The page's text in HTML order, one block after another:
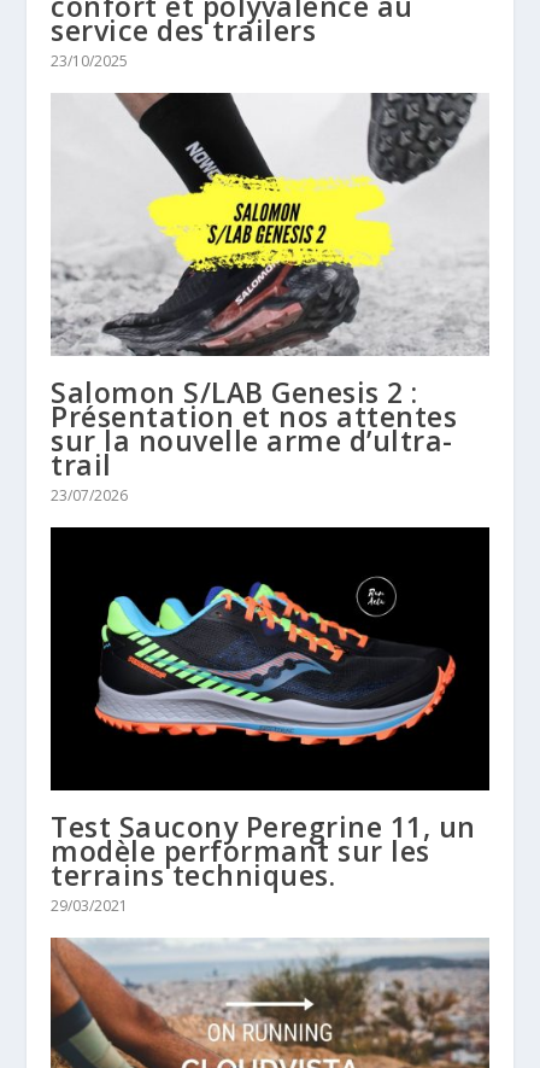
service des trailers
23/10/2025
Salomon S/LAB Genesis 2 :
Présentation et nos attentes
sur la nouvelle arme d’ultra-
trail
23/07/2026
Test Saucony Peregrine 11, un
modèle performant sur les
terrains techniques.
29/03/2021